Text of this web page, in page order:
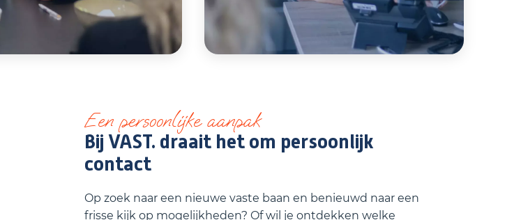
Een persoonlijke aanpak
Bij VAST. draait het om persoonlijk
contact
Op zoek naar een nieuwe vaste baan en benieuwd naar een
frisse kijk op mogelijkheden? Of wil je ontdekken welke